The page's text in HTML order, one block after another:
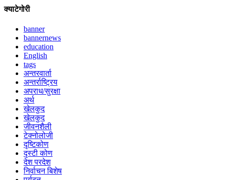
क्याटेगोरी
banner
bannernews
education
English
tags
अन्तरवार्ता
अन्तर्राष्ट्रिय
अपराध/सुरक्षा
अर्थ
खेलकुद
खेलकुद
जीवनशैली
टेक्नोलोजी
दृष्टिकोण
दृस्टी कोण
देश परदेश
निर्वाचन बिशेष